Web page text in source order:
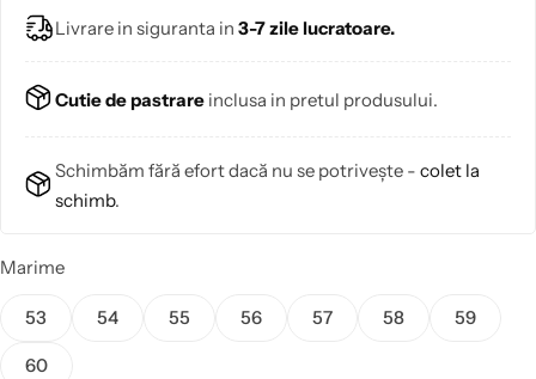
mărimile speciale 53, 58, 59 și 60 nu beneficiază de retur.
Livrare in siguranta in 3-7 zile lucratoare.
Cutie de pastrare inclusa in pretul produsului.
Schimbăm fără efort dacă nu se potrivește - colet la
schimb.
Marime
53 54 55 56 57 58 59
60